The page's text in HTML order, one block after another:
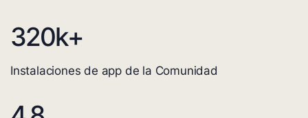
320k+
Instalaciones de app de la Comunidad